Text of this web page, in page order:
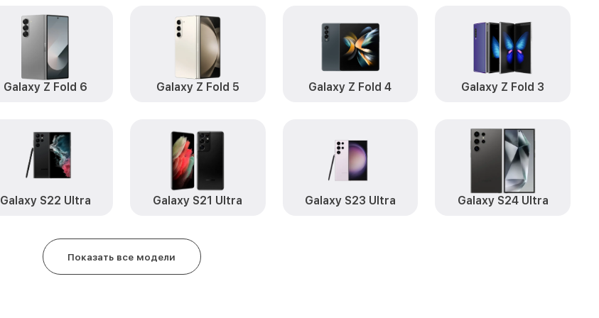
Замена камеры Galaxy M31s Samsung Заказать
Замена USB порта Galaxy M31s Samsung Заказать
Замена Wi-Fi Galaxy M31s Samsung Заказать
Ремонт динамика Galaxy M31s Samsung Заказать
Замена разъема зарядки Galaxy M31s Samsung от 1190₽ Заказать
Замена защитного стекла Galaxy M31s
Samsung
Galaxy Z Fold 6 Galaxy Z Fold 5 Galaxy Z Fold 4 Galaxy Z Fold 3
Galaxy S22 Ultra Galaxy S21 Ultra Galaxy S23 Ultra Galaxy S24 Ultra
Показать все модели